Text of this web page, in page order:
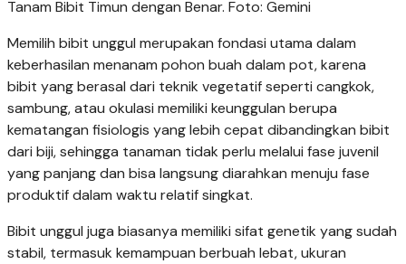
Tanam Bibit Timun dengan Benar. Foto: Gemini
Memilih bibit unggul merupakan fondasi utama dalam
keberhasilan menanam pohon buah dalam pot, karena
bibit yang berasal dari teknik vegetatif seperti cangkok,
sambung, atau okulasi memiliki keunggulan berupa
kematangan fisiologis yang lebih cepat dibandingkan bibit
dari biji, sehingga tanaman tidak perlu melalui fase juvenil
yang panjang dan bisa langsung diarahkan menuju fase
produktif dalam waktu relatif singkat.
Bibit unggul juga biasanya memiliki sifat genetik yang sudah
stabil, termasuk kemampuan berbuah lebat, ukuran